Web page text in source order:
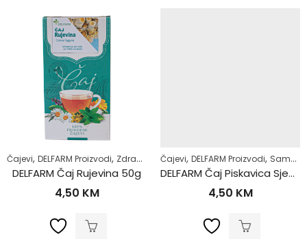
,Šećerna bolest-dijabetes,Superhrana,Zdrav život
,Superhrana,Zdrav život
Čajevi, DELFARM Proizvodi, Zdrav život
DELFARM Čaj Rujevina 50g
4,50 KM
Čajevi, DELFARM Proizvodi, Samoliječenje
DELFARM Čaj Piskavica Sjeme 50g
4,50 KM